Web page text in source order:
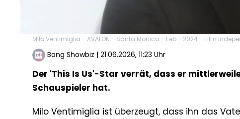
Milo Ventimiglia - AVALON - Santa Monica - Feb - 2024 - Film
Bang Showbiz | 21.06.2026, 11:23 Uhr
Der 'This Is Us'-Star verrät, dass er
Schauspieler hat.
Milo Ventimiglia ist überzeugt, dass ihn das